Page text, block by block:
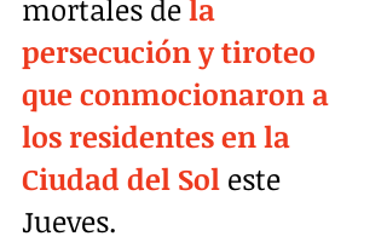
mortales de la
persecución y tiroteo
que conmocionaron a
los residentes en la
Ciudad del Sol este
Jueves.